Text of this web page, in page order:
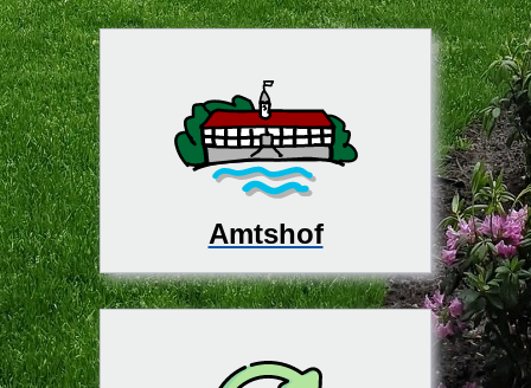
Amtshof